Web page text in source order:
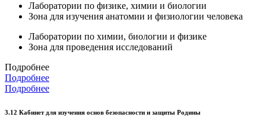
Лаборатории по физике, химии и биологии
Зона для изучения анатомии и физиологии человека
Лаборатории по химии, биологии и физике
Зона для проведения исследований
Подробнее
Подробнее
Подробнее
3.12 Кабинет для изучения основ безопасности и защиты Родины